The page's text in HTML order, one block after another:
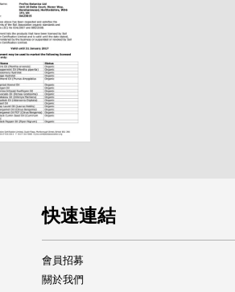
快速連結
會員招募
關於我們